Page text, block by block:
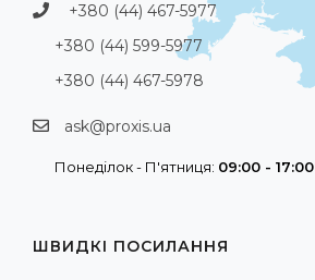
+380 (44) 467-5977
+380 (44) 599-5977
+380 (44) 467-5978
ask@proxis.ua
Понеділок - П'ятниця: 09:00 - 17:00
ШВИДКІ ПОСИЛАННЯ